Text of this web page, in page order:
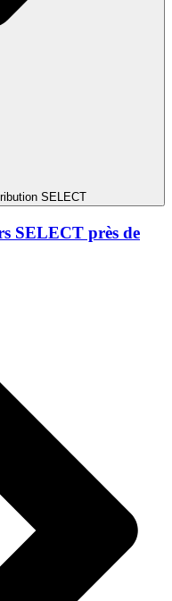
SELECT
SELECT près de